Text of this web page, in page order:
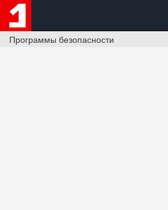
Программы безопасности